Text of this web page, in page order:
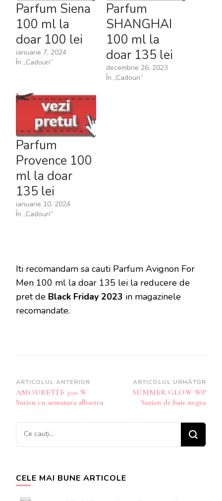
Parfum Siena
100 ml la
doar 100 lei
ianuarie 7, 2024
În „Cadouri”
Parfum
SHANGHAI
100 ml la
doar 135 lei
decembrie 26, 2023
În „Cadouri”
Parfum
Provence 100
ml la doar
135 lei
ianuarie 10, 2024
În „Cadouri”
Iti recomandam sa cauti Parfum Avignon For
Men 100 ml la doar 135 lei la reducere de
pret de Black Friday 2023 in magazinele
recomandate.
Navigare
în
ARTICOLUL ANTERIOR
AMOURETTE 300 W
Sutien cu armatura albastru
ARTICOLUL URMĂTOR
SUMMER GLOW WP
Sutien de baie negru
Cauți
ceva?
CELE MAI BUNE ARTICOLE